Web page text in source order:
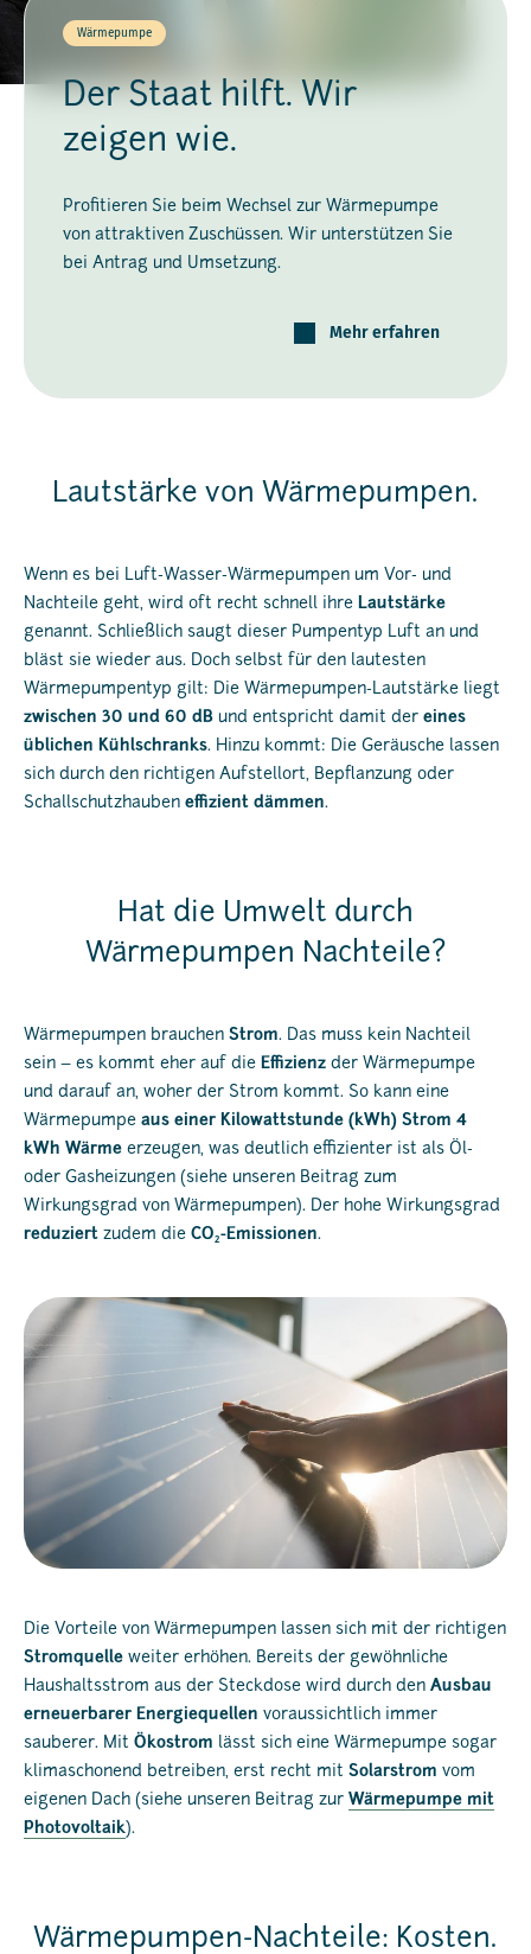
Wärmepumpe
Der Staat hilft. Wir
zeigen wie.
Profitieren Sie beim Wechsel zur Wärmepumpe
von attraktiven Zuschüssen. Wir unterstützen Sie
bei Antrag und Umsetzung.
Mehr erfahren
Lautstärke von Wärmepumpen.
Wenn es bei Luft-Wasser-Wärmepumpen um Vor- und
Nachteile geht, wird oft recht schnell ihre Lautstärke
genannt. Schließlich saugt dieser Pumpentyp Luft an und
bläst sie wieder aus. Doch selbst für den lautesten
Wärmepumpentyp gilt: Die Wärmepumpen-Lautstärke liegt
zwischen 30 und 60 dB und entspricht damit der eines
üblichen Kühlschranks. Hinzu kommt: Die Geräusche lassen
sich durch den richtigen Aufstellort, Bepflanzung oder
Schallschutzhauben effizient dämmen.
Hat die Umwelt durch
Wärmepumpen Nachteile?
Wärmepumpen brauchen Strom. Das muss kein Nachteil
sein – es kommt eher auf die Effizienz der Wärmepumpe
und darauf an, woher der Strom kommt. So kann eine
Wärmepumpe aus einer Kilowattstunde (kWh) Strom 4
kWh Wärme erzeugen, was deutlich effizienter ist als Öl-
oder Gasheizungen (siehe unseren Beitrag zum
Wirkungsgrad von Wärmepumpen). Der hohe Wirkungsgrad
reduziert zudem die CO2-Emissionen.
Die Vorteile von Wärmepumpen lassen sich mit der richtigen
Stromquelle weiter erhöhen. Bereits der gewöhnliche
Haushaltsstrom aus der Steckdose wird durch den Ausbau
erneuerbarer Energiequellen voraussichtlich immer
sauberer. Mit Ökostrom lässt sich eine Wärmepumpe sogar
klimaschonend betreiben, erst recht mit Solarstrom vom
eigenen Dach (siehe unseren Beitrag zur Wärmepumpe mit
Photovoltaik).
Wärmepumpen-Nachteile: Kosten.